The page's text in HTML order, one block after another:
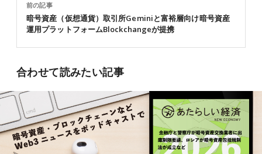
前の記事
暗号資産（仮想通貨）取引所Geminiと富裕層向け暗号資産
運用プラットフォームBlockchangeが提携
合わせて読みたい記事